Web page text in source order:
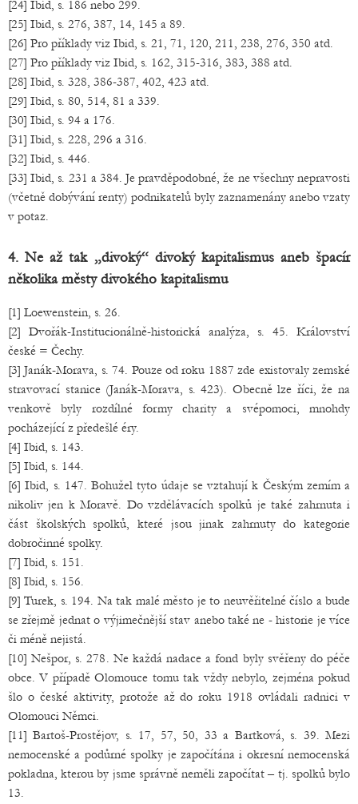
[24] Ibid, s. 186 nebo 299.
[25] Ibid, s. 276, 387, 14, 145 a 89.
[26] Pro příklady viz Ibid, s. 21, 71, 120, 211, 238, 276, 350 atd.
[27] Pro příklady viz Ibid, s. 162, 315-316, 383, 388 atd.
[28] Ibid, s. 328, 386-387, 402, 423 atd.
[29] Ibid, s. 80, 514, 81 a 339.
[30] Ibid, s. 94 a 176.
[31] Ibid, s. 228, 296 a 316.
[32] Ibid, s. 446.
[33] Ibid, s. 231 a 384. Je pravděpodobné, že ne všechny nepravosti
(včetně dobývání renty) podnikatelů byly zaznamenány anebo vzaty
v potaz.
4. Ne až tak „divoký“ divoký kapitalismus aneb špacír
několika městy divokého kapitalismu
[1] Loewenstein, s. 26.
[2] Dvořák-Institucionálně-historická analýza, s. 45. Království
české = Čechy.
[3] Janák-Morava, s. 74. Pouze od roku 1887 zde existovaly zemské
stravovací stanice (Janák-Morava, s. 423). Obecně lze říci, že na
venkově byly rozdílné formy charity a svépomoci, mnohdy
pocházející z předešlé éry.
[4] Ibid, s. 143.
[5] Ibid, s. 144.
[6] Ibid, s. 147. Bohužel tyto údaje se vztahují k Českým zemím a
nikoliv jen k Moravě. Do vzdělávacích spolků je také zahrnuta i
část školských spolků, které jsou jinak zahrnuty do kategorie
dobročinné spolky.
[7] Ibid, s. 151.
[8] Ibid, s. 156.
[9] Turek, s. 194. Na tak malé město je to neuvěřitelné číslo a bude
se zřejmě jednat o výjimečnější stav anebo také ne - historie je více
či méně nejistá.
[10] Nešpor, s. 278. Ne každá nadace a fond byly svěřeny do péče
obce. V případě Olomouce tomu tak vždy nebylo, zejména pokud
šlo o české aktivity, protože až do roku 1918 ovládali radnici v
Olomouci Němci.
[11] Bartoš-Prostějov, s. 17, 57, 50, 33 a Bartková, s. 39. Mezi
nemocenské a podůrné spolky je započítána i okresní nemocenská
pokladna, kterou by jsme správně neměli započítat – tj. spolků bylo
13.